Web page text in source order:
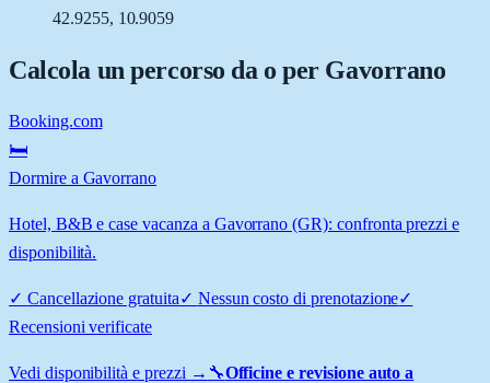
42.9255, 10.9059
Calcola un percorso da o per Gavorrano
Booking.com
🛏️
Dormire a Gavorrano
Hotel, B&B e case vacanza a Gavorrano (GR): confronta prezzi e
disponibilità.
✓ Cancellazione gratuita✓ Nessun costo di prenotazione✓
Recensioni verificate
Vedi disponibilità e prezzi → 🔧Officine e revisione auto a